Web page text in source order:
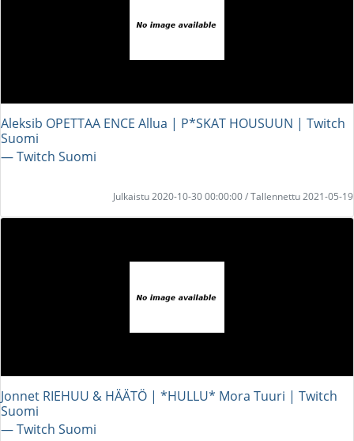
Aleksib OPETTAA ENCE Allua | P*SKAT HOUSUUN | Twitch
Suomi
― Twitch Suomi
Julkaistu 2020-10-30 00:00:00 / Tallennettu 2021-05-19
Jonnet RIEHUU & HÄÄTÖ | *HULLU* Mora Tuuri | Twitch
Suomi
― Twitch Suomi